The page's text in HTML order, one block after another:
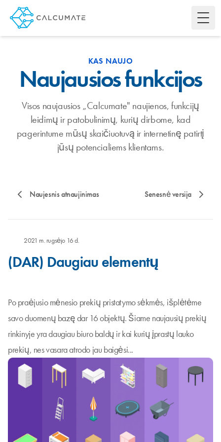
KAS NAUJO
Naujausios funkcijos
Visos naujausios „Calcumate" naujienos, funkcijų
leidimų ir patobulinimų, kurių dirbome, kad
pagerintume mūsų skaičiuotuvą ir internetinę patirtį
jūsų potencialiems klientams.
Naujesnis atnaujinimas Senesnė versija
2021 m. rugsėjo 16 d.
(DAR) Daugiau elementų
Po praėjusio mėnesio prekių pristatymo sėkmės, išplėtėme
savo duomenų bazę dar 16 objektų. Šiame naujausių prekių
rinkinyje yra daugiau biuro baldų ir kai kurių įprastų lauko
prekių, nes vasara atrodo jau baigėsi...